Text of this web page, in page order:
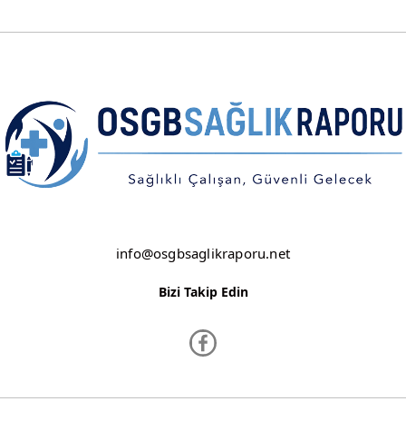
TEKİRDAĞ
TOKAT
TRABZON
ZONGULDAK
info@osgbsaglikraporu.net
Bizi Takip Edin